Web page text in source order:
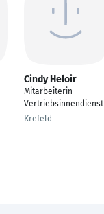
Cindy Heloir
Mitarbeiterin
Vertriebsinnendienst
Krefeld